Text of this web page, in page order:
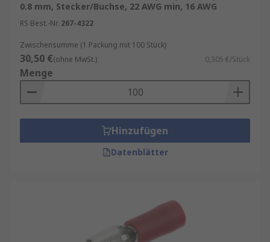
0.8 mm, Stecker/Buchse, 22 AWG min, 16 AWG
RS Best.-Nr. 267-4322
Zwischensumme (1 Packung mit 100 Stück)
30,50 €(ohne MwSt.) 0,305 €/Stück
Menge
Hinzufügen
Datenblätter